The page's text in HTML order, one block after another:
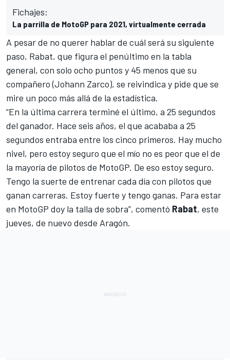
Fichajes:
La parrilla de MotoGP para 2021, virtualmente cerrada
A pesar de no querer hablar de cuál será su siguiente
paso, Rabat, que figura el penúltimo en la tabla
general, con solo ocho puntos y 45 menos que su
compañero (Johann Zarco), se reivindica y pide que se
mire un poco más allá de la estadística.
“En la última carrera terminé el último, a 25 segundos
del ganador. Hace seis años, el que acababa a 25
segundos entraba entre los cinco primeros. Hay mucho
nivel, pero estoy seguro que el mío no es peor que el de
la mayoría de pilotos de MotoGP. De eso estoy seguro.
Tengo la suerte de entrenar cada día con pilotos que
ganan carreras. Estoy fuerte y tengo ganas. Para estar
en MotoGP doy la talla de sobra”, comentó Rabat, este
jueves, de nuevo desde Aragón.